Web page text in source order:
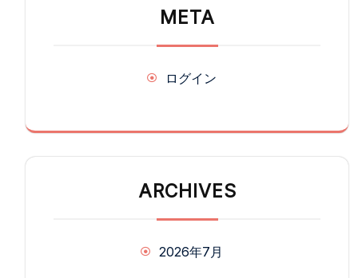
META
ログイン
ARCHIVES
2026年7月